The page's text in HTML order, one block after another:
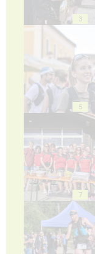
3
5
7